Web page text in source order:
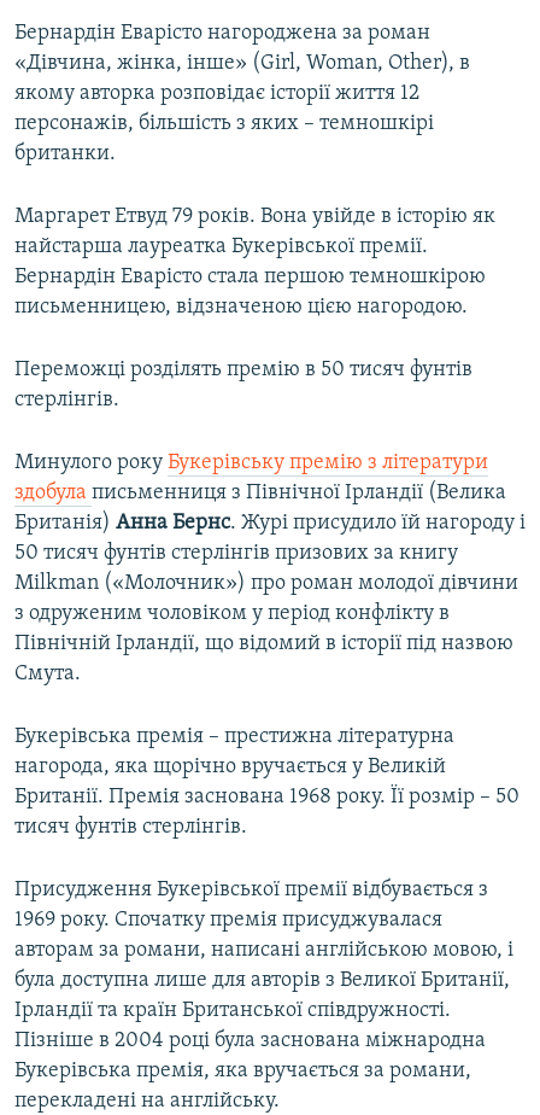
Бернардін Еварісто нагороджена за роман
«Дівчина, жінка, інше» (Girl, Woman, Other), в
якому авторка розповідає історії життя 12
персонажів, більшість з яких – темношкірі
британки.
Маргарет Етвуд 79 років. Вона увійде в історію як
найстарша лауреатка Букерівської премії.
Бернардін Еварісто стала першою темношкірою
письменницею, відзначеною цією нагородою.
Переможці розділять премію в 50 тисяч фунтів
стерлінгів.
Минулого року Букерівську премію з літератури
здобула письменниця з Північної Ірландії (Велика
Британія) Анна Бернс. Журі присудило їй нагороду і
50 тисяч фунтів стерлінгів призових за книгу
Milkman («Молочник») про роман молодої дівчини
з одруженим чоловіком у період конфлікту в
Північній Ірландії, що відомий в історії під назвою
Смута.
Букерівська премія – престижна літературна
нагорода, яка щорічно вручається у Великій
Британії. Премія заснована 1968 року. Її розмір – 50
тисяч фунтів стерлінгів.
Присудження Букерівської премії відбувається з
1969 року. Спочатку премія присуджувалася
авторам за романи, написані англійською мовою, і
була доступна лише для авторів з Великої Британії,
Ірландії та країн Британської співдружності.
Пізніше в 2004 році була заснована міжнародна
Букерівська премія, яка вручається за романи,
перекладені на англійську.